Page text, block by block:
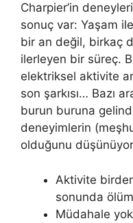
Charpier’in
sonuç var: Yaşam
bir an değil, birkaç
ilerleyen bir süreç.
elektriksel aktivite
son şarkısı… Bazı
burun buruna
deneyimlerin
olduğunu
Aktivite
sonunda
Müdahale